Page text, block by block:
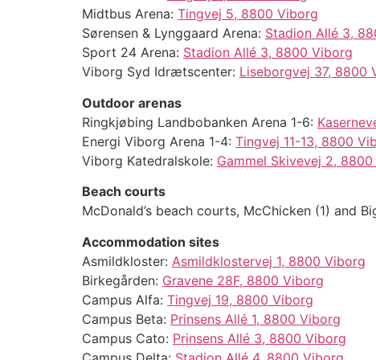
Midtbus Arena: Tingvej 5, 8800 Viborg
Sørensen & Lynggaard Arena: Stadion Allé 3,
Sport 24 Arena: Stadion Allé 3, 8800 Viborg
Viborg Syd Idrætscenter: Liseborgvej 37, 8800
Outdoor arenas
Ringkjøbing Landbobanken Arena 1-6:
Energi Viborg Arena 1-4: Tingvej 11-13, 8800
Viborg Katedralskole: Gammel Skivevej 2,
Beach courts
McDonald’s beach courts, McChicken (1) and
Accommodation sites
Asmildkloster: Asmildklostervej 1, 8800 Viborg
Birkegården: Gravene 28F, 8800 Viborg
Campus Alfa: Tingvej 19, 8800 Viborg
Campus Beta: Prinsens Allé 1, 8800 Viborg
Campus Cato: Prinsens Allé 3, 8800 Viborg